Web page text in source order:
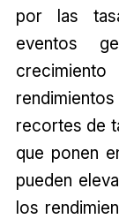
por las
eventos
recortes de
que ponen
pueden
los